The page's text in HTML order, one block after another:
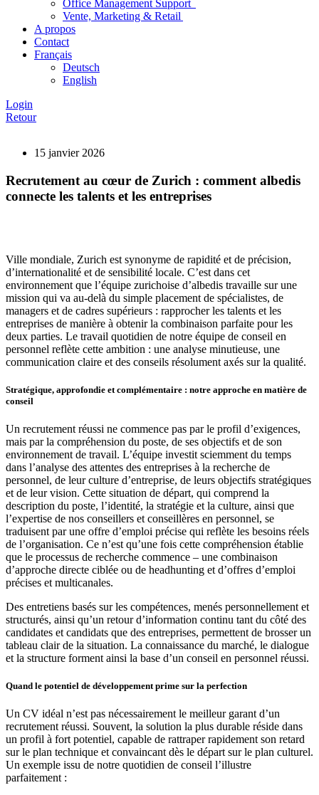
Office Management Support
Vente, Marketing & Retail
A propos
Contact
Français
Deutsch
English
Login
Retour
15 janvier 2026
Recrutement au cœur de Zurich : comment albedis
connecte les talents et les entreprises
Ville mondiale, Zurich est synonyme de rapidité et de précision,
d’internationalité et de sensibilité locale. C’est dans cet
environnement que l’équipe zurichoise d’albedis travaille sur une
mission qui va au-delà du simple placement de spécialistes, de
managers et de cadres supérieurs : rapprocher les talents et les
entreprises de manière à obtenir la combinaison parfaite pour les
deux parties. Le travail quotidien de notre équipe de conseil en
personnel reflète cette ambition : une analyse minutieuse, une
communication claire et des conseils résolument axés sur la qualité.
Stratégique, approfondie et complémentaire : notre approche en matière de
conseil
Un recrutement réussi ne commence pas par le profil d’exigences,
mais par la compréhension du poste, de ses objectifs et de son
environnement de travail. L’équipe investit sciemment du temps
dans l’analyse des attentes des entreprises à la recherche de
personnel, de leur culture d’entreprise, de leurs objectifs stratégiques
et de leur vision. Cette situation de départ, qui comprend la
description du poste, l’identité, la stratégie et la culture, ainsi que
l’expertise de nos conseillers et conseillères en personnel, se
traduisent par une offre d’emploi précise qui reflète les besoins réels
de l’organisation. Ce n’est qu’une fois cette compréhension établie
que le processus de recherche commence – une combinaison
d’approche directe ciblée ou de headhunting et d’offres d’emploi
précises et multicanales.
Des entretiens basés sur les compétences, menés personnellement et
structurés, ainsi qu’un retour d’information continu tant du côté des
candidates et candidats que des entreprises, permettent de brosser un
tableau clair de la situation. La connaissance du marché, le dialogue
et la structure forment ainsi la base d’un conseil en personnel réussi.
Quand le potentiel de développement prime sur la perfection
Un CV idéal n’est pas nécessairement le meilleur garant d’un
recrutement réussi. Souvent, la solution la plus durable réside dans
un profil à fort potentiel, capable de rattraper rapidement son retard
sur le plan technique et convaincant dès le départ sur le plan culturel.
Un exemple issu de notre quotidien de conseil l’illustre
parfaitement :